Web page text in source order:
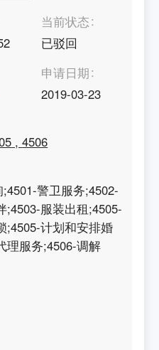
当前状态
已驳回
申请日期
2019-03-23
,4506
警卫服务;4502-
;4503-服装出租;4505-
;4505-计划和安排婚
理服务;4506-调解